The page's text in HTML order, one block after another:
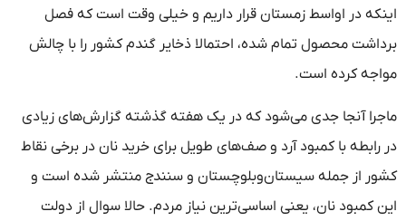
اینکه در اواسط زمستان قرار داریم و خیلی وقت است که فصل
برداشت محصول تمام شده، احتمالا ذخایر گندم کشور را با چالش
مواجه کرده است.
ماجرا آنجا جدی می‌شود که در یک هفته گذشته گزارش‌های زیادی
در رابطه با کمبود آرد و صف‌های طویل برای خرید نان در برخی نقاط
کشور از جمله سیستان‌وبلوچستان و سنندج منتشر شده است و
این کمبود نان، یعنی اساسی‌ترین نیاز مردم. حالا سوال از دولت